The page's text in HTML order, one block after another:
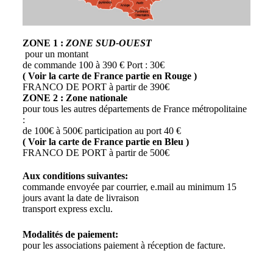
ZONE 1 : ZONE SUD-OUEST
pour un montant
de commande 100 à 390 € Port : 30€
( Voir la carte de France partie en Rouge )
FRANCO DE PORT à partir de 390€
ZONE 2 : Zone nationale
pour tous les autres départements de France métropolitaine
:
de 100€ à 500€ participation au port 40 €
( Voir la carte de France partie en Bleu )
FRANCO DE PORT à partir de 500€
Aux conditions suivantes:
commande envoyée par courrier, e.mail au minimum 15
jours avant la date de livraison
transport express exclu.
Modalités de paiement:
pour les associations paiement à réception de facture.